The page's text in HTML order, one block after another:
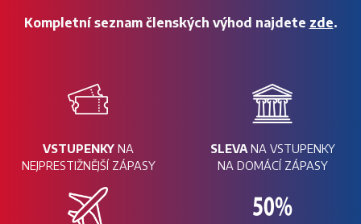
Kompletní seznam členských výhod najdete zde.
VSTUPENKY NA
NEJPRESTIŽNĚJŠÍ ZÁPASY
SLEVANA VSTUPENKY
NA DOMÁCÍ ZÁPASY